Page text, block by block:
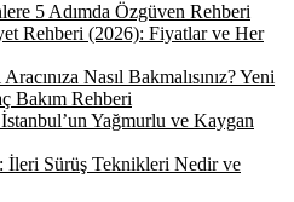
5 Adımda Özgüven Rehberi
Rehberi (2026): Fiyatlar ve Her
Nasıl Bakmalısınız? Yeni
Bakım Rehberi
Yağmurlu ve Kaygan
İleri Sürüş Teknikleri Nedir ve